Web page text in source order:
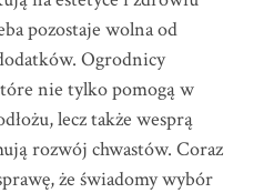
pozostaje wolna od
Ogrodnicy
nie tylko pomogą w
lecz także wesprą
rozwój chwastów. Coraz
że świadomy wybór